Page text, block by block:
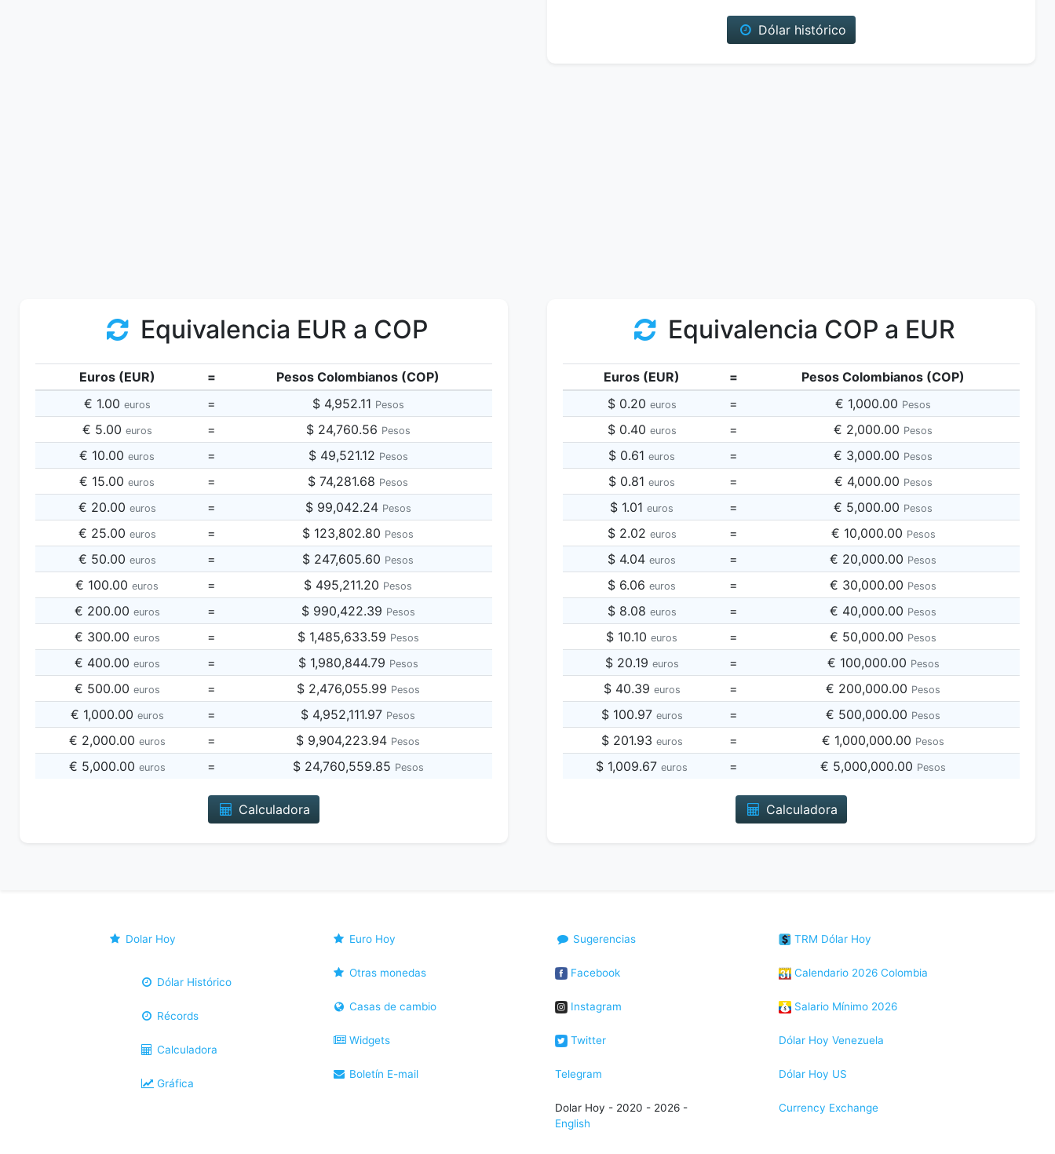
Dólar histórico
Equivalencia EUR a COP
Euros (EUR) =
Pesos Colombianos (COP)
€ 1.00 euros = $ 4,952.11 Pesos
€ 5.00 euros = $ 24,760.56 Pesos
€ 10.00 euros = $ 49,521.12 Pesos
€ 15.00 euros = $ 74,281.68 Pesos
€ 20.00 euros = $ 99,042.24 Pesos
€ 25.00 euros = $ 123,802.80 Pesos
€ 50.00 euros = $ 247,605.60 Pesos
€ 100.00 euros = $ 495,211.20 Pesos
€ 200.00 euros = $ 990,422.39 Pesos
€ 300.00 euros = $ 1,485,633.59 Pesos
€ 400.00 euros = $ 1,980,844.79 Pesos
€ 500.00 euros = $ 2,476,055.99 Pesos
€ 1,000.00 euros = $ 4,952,111.97 Pesos
€ 2,000.00 euros = $ 9,904,223.94 Pesos
€ 5,000.00 euros = $ 24,760,559.85 Pesos
Calculadora
Equivalencia COP a EUR
Euros (EUR) =
Pesos Colombianos (COP)
$ 0.20 euros = € 1,000.00 Pesos
$ 0.40 euros = € 2,000.00 Pesos
$ 0.61 euros = € 3,000.00 Pesos
$ 0.81 euros = € 4,000.00 Pesos
$ 1.01 euros = € 5,000.00 Pesos
$ 2.02 euros = € 10,000.00 Pesos
$ 4.04 euros = € 20,000.00 Pesos
$ 6.06 euros = € 30,000.00 Pesos
$ 8.08 euros = € 40,000.00 Pesos
$ 10.10 euros = € 50,000.00 Pesos
$ 20.19 euros = € 100,000.00 Pesos
$ 40.39 euros = € 200,000.00 Pesos
$ 100.97 euros = € 500,000.00 Pesos
$ 201.93 euros = € 1,000,000.00 Pesos
$ 1,009.67 euros = € 5,000,000.00 Pesos
Calculadora
Dolar Hoy
Dólar Histórico
Récords
Calculadora
Gráfica
Euro Hoy
Otras monedas
Casas de cambio
Widgets
Boletín E-mail
Sugerencias
Facebook
Instagram
Twitter
Telegram
Dolar Hoy - 2020 - 2026 -
English
TRM Dólar Hoy
Calendario 2026 Colombia
Salario Mínimo 2026
Dólar Hoy Venezuela
Dólar Hoy US
Currency Exchange